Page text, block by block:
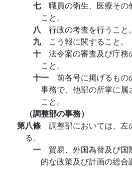
七 職員の衛生、医療その
こと。
八 行政の考査を行うこと。
九 こう報に関すること。
十 法令案の審査及び庁務
こと。
十一 前各号に掲げるも
事務で、他部の所掌に属
こと。
（調整部の事務）
第八條 調整部においては、左
る。
一 貿易、外国為替及び
的な政策及び計画の総合